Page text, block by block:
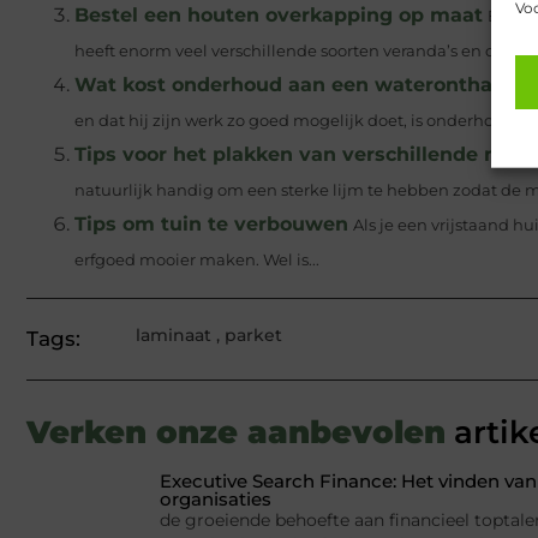
Bestel een houten overkapping op maat
heeft enorm veel verschillende soorten veranda’s en
Wat kost onderhoud aan een waterontharder?
en dat hij zijn werk zo goed mogelijk doet, is onderhoud
Tips voor het plakken van verschillende
natuurlijk handig om een sterke lijm te hebben zodat de
Tips om tuin te verbouwen Als je een vrijstaand
erfgoed mooier maken. Wel is...
Tags: laminaat , parket
Verken onze aanbevolen
Executive Search Finance: Het vinden
organisaties
de groeiende behoefte aan financieel